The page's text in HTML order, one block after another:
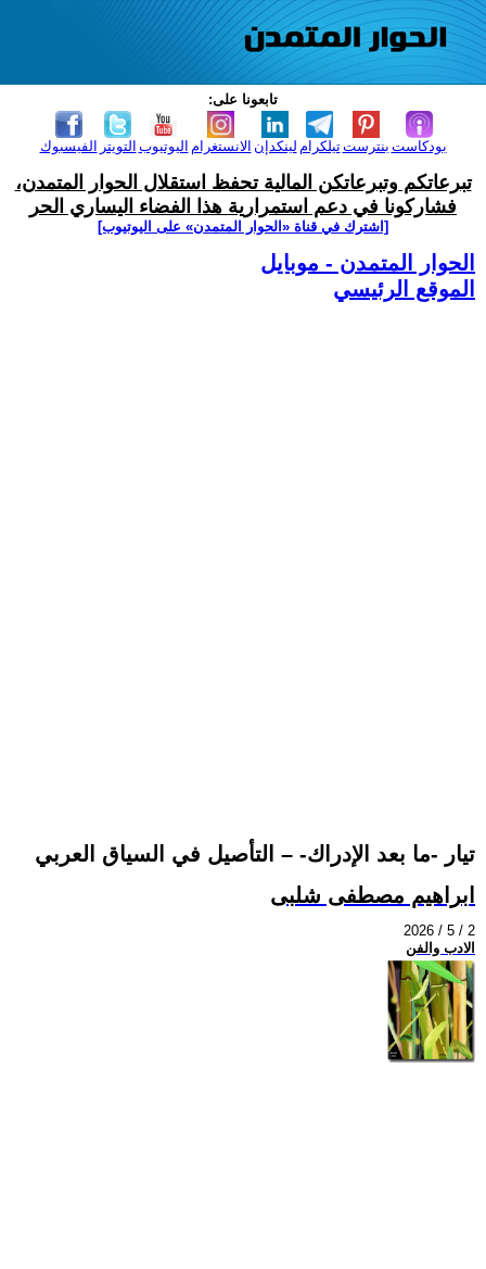
تابعونا على:
الفيسبوك التويتر اليوتيوب الانستغرام لينكدإن تيلكرامبنترست بودكاست
تبرعاتكم وتبرعاتكن المالية تحفظ استقلال الحوار المتمدن،
فشاركونا في دعم استمرارية هذا الفضاء اليساري الحر
[اشترك في قناة ‫«الحوار المتمدن» على اليوتيوب]
الحوار المتمدن - موبايل
الموقع الرئيسي
تيار -ما بعد الإدراك- – التأصيل في السياق العربي
ابراهيم مصطفى شلبى
2026 / 5 / 2
الادب والفن